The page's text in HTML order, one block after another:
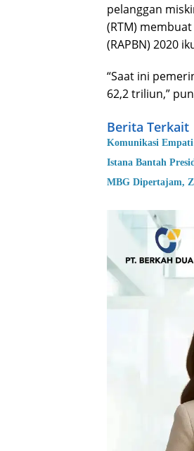
pelanggan
(RTM)
(RAPBN) 2020
“Saat ini
62,2 triliun,”
Berita Terkait
Komunikasi
Istana Bantah
MBG Dipertajam,